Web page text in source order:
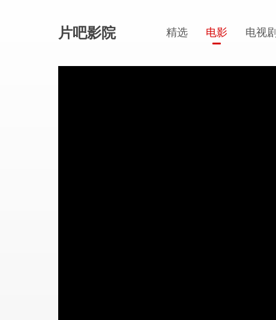
片吧影院 精选 电影 电视剧